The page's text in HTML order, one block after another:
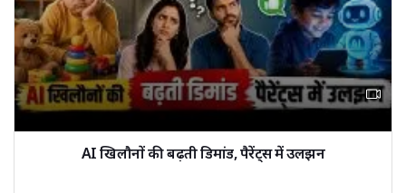
AI खिलौनों की बढ़ती डिमांड, पैरेंट्स में उलझन